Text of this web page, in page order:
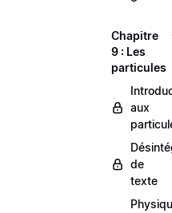
Chapitre
9 : Les
particules
aux
de
texte